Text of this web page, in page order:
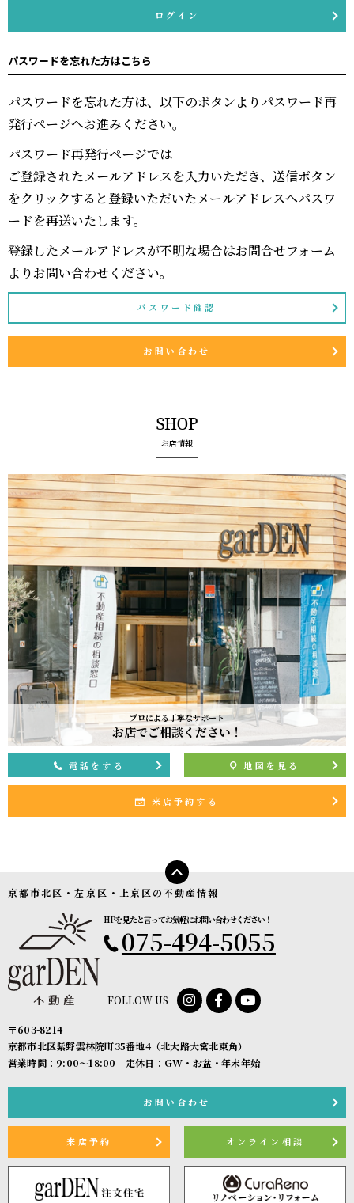
ログイン
パスワードを忘れた方はこちら
パスワードを忘れた方は、以下のボタンよりパスワード再
発行ページへお進みください。
パスワード再発行ページでは
ご登録されたメールアドレスを入力いただき、送信ボタン
をクリックすると登録いただいたメールアドレスへパスワ
ードを再送いたします。
登録したメールアドレスが不明な場合はお問合せフォーム
よりお問い合わせください。
パスワード確認
お問い合わせ
SHOP
お店情報
プロによる丁寧なサポート
お店でご相談ください！
電話をする 地図を見る
来店予約する
京都市北区・左京区・上京区の不動産情報
FOLLOW US
HPを見たと言ってお気軽にお問い合わせください！
075-494-5055
〒603-8214
京都市北区紫野雲林院町35番地4（北大路大宮北東角）
営業時間：9:00〜18:00 定休日：GW・お盆・年末年始
お問い合わせ
来店予約 オンライン相談